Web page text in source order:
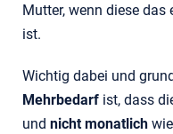
Mutter, wenn diese
ist.
Wichtig dabei und
Mehrbedarf ist, dass
und nicht monatlich